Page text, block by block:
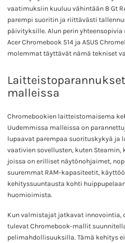
vaatimuksiin kuuluu vähintään 8 Gt
parempi suoritin ja riittävästi
päivityksille. Alun perin
Acer Chromebook 514 ja ASUS
molemmat täyttävät nämä tekniset
malleissa
Chromebookien laitteistomaisema
Uudemmissa malleissa on
lupaavat parempaa suorituskykyä ja
vaativien sovellusten, kuten Steamin,
joissa on erilliset näytönohjaimet,
suuremmat RAM-kapasiteetit,
kehityssuuntausta kohti
huomioimista.
Kun valmistajat jatkavat innovointia,
tulevat Chromebook-mallit
pelimahdollisuuksilla. Tämä kehitys